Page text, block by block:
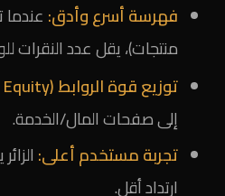
فهرسة أسرع وأدق:
منتجات)، يقل عدد النقرات
توزيع قوة الروابط (Link Equity):
إلى صفحات المال/الخدمة.
تجربة مستخدم أعلى:
ارتداد أقل.